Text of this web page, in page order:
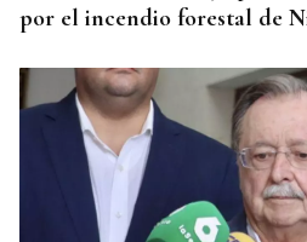
por el incendio forestal de